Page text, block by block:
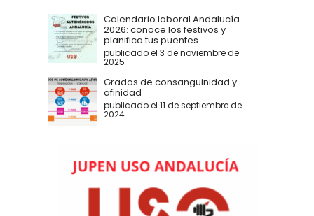
Calendario laboral Andalucía
2026: conoce los festivos y
planifica tus puentes
publicado el 3 de noviembre de
2025
Grados de consanguinidad y
afinidad
publicado el 11 de septiembre de
2024